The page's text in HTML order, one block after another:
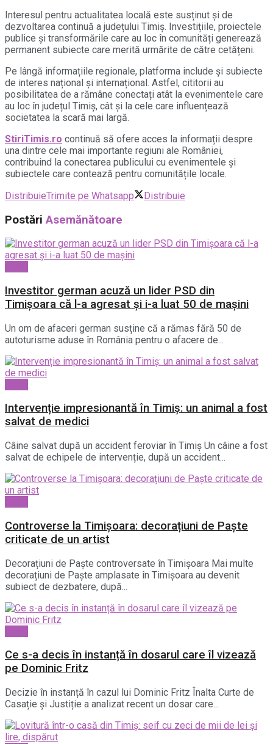
Interesul pentru actualitatea locală este susținut și de
dezvoltarea continuă a județului Timiș. Investițiile, proiectele
publice și transformările care au loc în comunități generează
permanent subiecte care merită urmărite de către cetățeni.
Pe lângă informațiile regionale, platforma include și subiecte
de interes național și internațional. Astfel, cititorii au
posibilitatea de a rămâne conectați atât la evenimentele care
au loc în județul Timiș, cât și la cele care influențează
societatea la scară mai largă.
StiriTimis.ro continuă să ofere acces la informații despre
una dintre cele mai importante regiuni ale României,
contribuind la conectarea publicului cu evenimentele și
subiectele care contează pentru comunitățile locale.
DistribuieTrimite pe Whatsapp Distribuie
PostăriAsemănătoare
Investitor german acuză un lider PSD din
Timișoara că l-a agresat și i-a luat 50 de mașini
Un om de afaceri german susține că a rămas fără 50 de
autoturisme aduse în România pentru o afacere de...
Intervenție impresionantă în Timiș: un animal a fost
salvat de medici
Câine salvat după un accident feroviar în Timiș Un câine a fost
salvat de echipele de intervenție, după un accident...
Controverse la Timișoara: decorațiuni de Paște
criticate de un artist
Decorațiuni de Paște controversate în Timișoara Mai multe
decorațiuni de Paște amplasate în Timișoara au devenit
subiect de dezbatere, după...
Ce s-a decis în instanță în dosarul care îl vizează
pe Dominic Fritz
Decizie în instanță în cazul lui Dominic Fritz Înalta Curte de
Casație și Justiție a analizat recent un dosar care...